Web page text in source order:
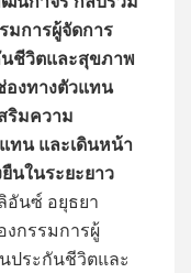
มการผู้จัดการ
ชีวิตและสุขภาพ
องทางตัวแทน
ริมความ
ทน และเดินหน้า
นในระยะยาว
นซ์ อยุธยา
กรรมการผู้
ประกันชีวิตและ